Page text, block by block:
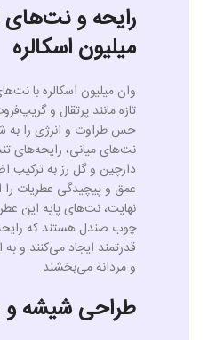
رایحه و نت‌های
میلیون اسکالره
وان میلیون اسکالره با
تازه مانند پرتقال و
حس طراوت و انرژی را به
نت‌های میانی، رایحه‌های
دارچین و گل رز به ترکیب
عمق و پیچیدگی عطریات را
نهایت، نت‌های پایه این
چوب صندل هستند که
قدرتمند ایجاد می‌کنند و
و مردانه می‌بخشند.
طراحی شیشه و